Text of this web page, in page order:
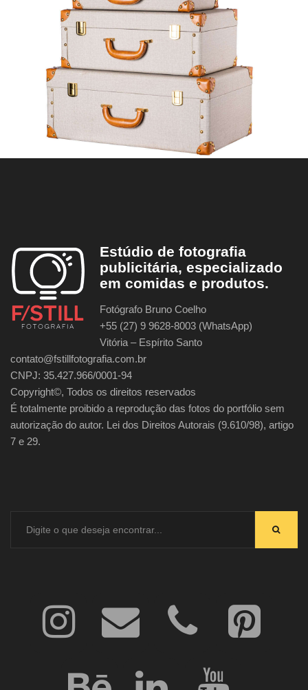
Estúdio de fotografia
publicitária, especializado
em comidas e produtos.
Fotógrafo Bruno Coelho
+55 (27) 9 9628-8003 (WhatsApp)
Vitória – Espírito Santo
contato@fstillfotografia.com.br
CNPJ: 35.427.966/0001-94
Copyright©, Todos os direitos reservados
É totalmente proibido a reprodução das fotos do portfólio sem
autorização do autor. Lei dos Direitos Autorais (9.610/98), artigo
7 e 29.